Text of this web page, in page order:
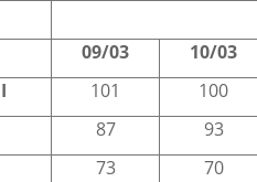
09/03
10/03
101 100
87 93
73 70